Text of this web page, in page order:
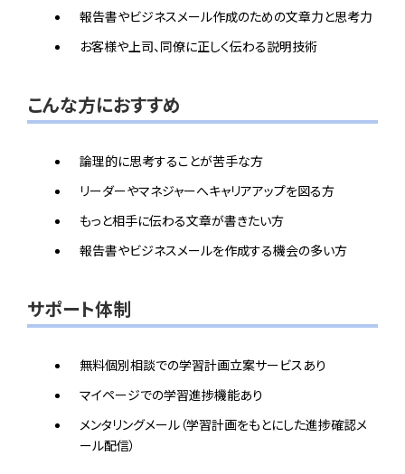
報告書やビジネスメール作成のための文章力と思考力
お客様や上司、同僚に正しく伝わる説明技術
こんな方におすすめ
論理的に思考することが苦手な方
リーダーやマネジャーへキャリアアップを図る方
もっと相手に伝わる文章が書きたい方
報告書やビジネスメールを作成する機会の多い方
サポート体制
無料個別相談での学習計画立案サービスあり
マイページでの学習進捗機能あり
メンタリングメール（学習計画をもとにした進捗確認メ
ール配信）